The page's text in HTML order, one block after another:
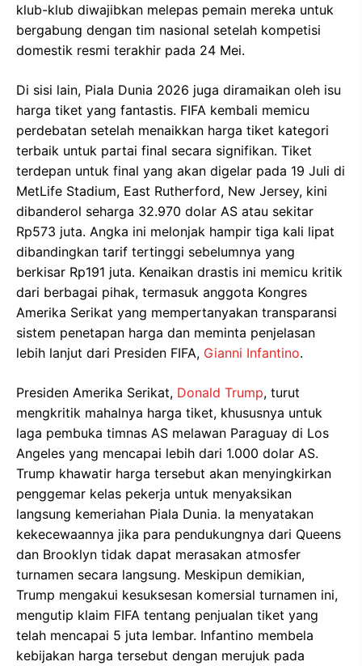
klub-klub diwajibkan melepas pemain mereka untuk
bergabung dengan tim nasional setelah kompetisi
domestik resmi terakhir pada 24 Mei.
Di sisi lain, Piala Dunia 2026 juga diramaikan oleh isu
harga tiket yang fantastis. FIFA kembali memicu
perdebatan setelah menaikkan harga tiket kategori
terbaik untuk partai final secara signifikan. Tiket
terdepan untuk final yang akan digelar pada 19 Juli di
MetLife Stadium, East Rutherford, New Jersey, kini
dibanderol seharga 32.970 dolar AS atau sekitar
Rp573 juta. Angka ini melonjak hampir tiga kali lipat
dibandingkan tarif tertinggi sebelumnya yang
berkisar Rp191 juta. Kenaikan drastis ini memicu kritik
dari berbagai pihak, termasuk anggota Kongres
Amerika Serikat yang mempertanyakan transparansi
sistem penetapan harga dan meminta penjelasan
lebih lanjut dari Presiden FIFA, Gianni Infantino.
Presiden Amerika Serikat, Donald Trump, turut
mengkritik mahalnya harga tiket, khususnya untuk
laga pembuka timnas AS melawan Paraguay di Los
Angeles yang mencapai lebih dari 1.000 dolar AS.
Trump khawatir harga tersebut akan menyingkirkan
penggemar kelas pekerja untuk menyaksikan
langsung kemeriahan Piala Dunia. Ia menyatakan
kekecewaannya jika para pendukungnya dari Queens
dan Brooklyn tidak dapat merasakan atmosfer
turnamen secara langsung. Meskipun demikian,
Trump mengakui kesuksesan komersial turnamen ini,
mengutip klaim FIFA tentang penjualan tiket yang
telah mencapai 5 juta lembar. Infantino membela
kebijakan harga tersebut dengan merujuk pada